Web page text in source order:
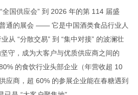
国供应会” 到 2026 年的第 114 届盛
通的展会 —— 它是中国酒类食品行业人
从 “分散交易” 到 “集中对接” 的波澜壮
守，成为大客户与优质供应商之间的
的食饮行业头部企业（年营收超 10
应商，超 60% 的参展企业能在春糖遇到